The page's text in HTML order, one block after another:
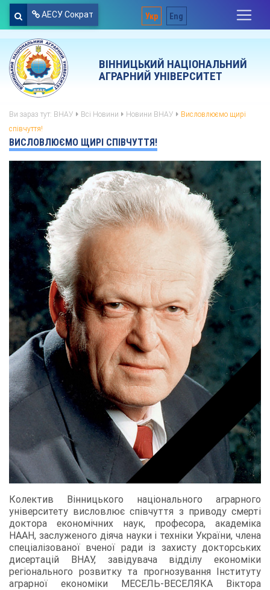
АЕСУ Сократ Укр Eng
ВІННИЦЬКИЙ НАЦІОНАЛЬНИЙ
АГРАРНИЙ УНІВЕРСИТЕТ
Ви зараз тут: ВНАУ Всі Новини Новини ВНАУ
Висловлюємо щирі
співчуття!
ВИСЛОВЛЮЄМО ЩИРІ СПІВЧУТТЯ!
Колектив Вінницького національного аграрного
університету висловлює співчуття з приводу смерті
доктора економічних наук, професора, академіка
НААН, заслуженого діяча науки і техніки України, члена
спеціалізованої вченої ради із захисту докторських
дисертацій ВНАУ, завідувача відділу економіки
регіонального розвитку та прогнозування Інституту
аграрної економіки МЕСЕЛЬ-ВЕСЕЛЯКА Віктора